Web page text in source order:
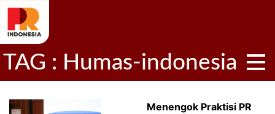
TAG : Humas-indonesia
Menengok Praktisi PR